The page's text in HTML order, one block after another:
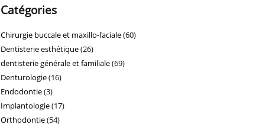
Catégories
Chirurgie buccale et maxillo-faciale(60)
Dentisterie esthétique(26)
dentisterie générale et familiale(69)
Denturologie(16)
Endodontie(3)
Implantologie(17)
Orthodontie(54)